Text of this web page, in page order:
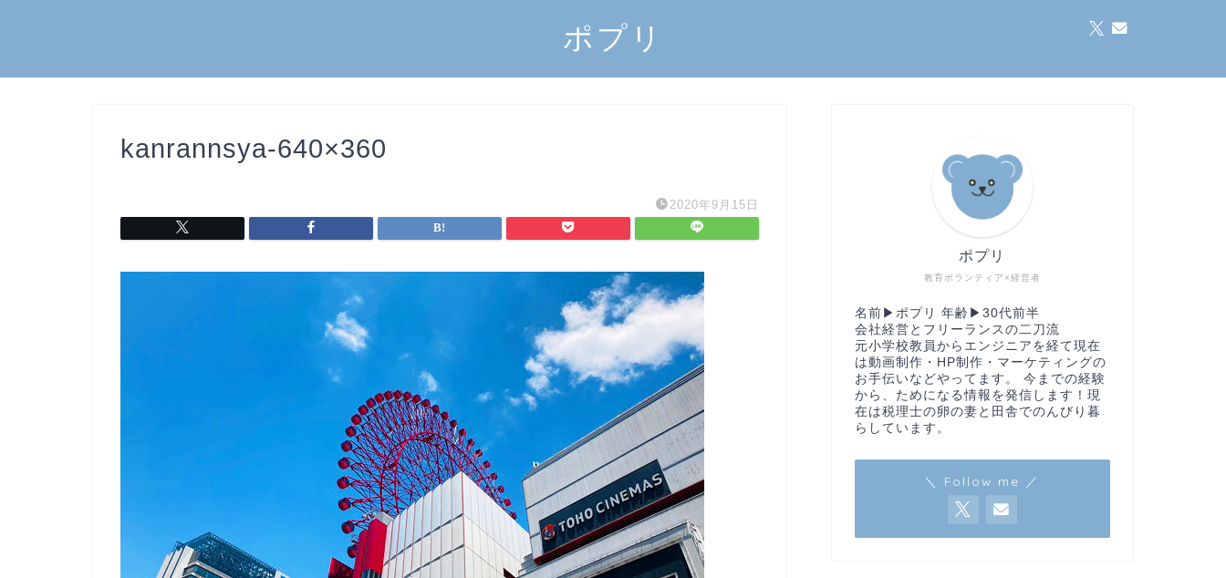
ポプリ
kanrannsya-640×360
2020年9月15日
教育ボランティア×経営者
ポプリ
名前▶︎ポプリ 年齢▶︎30代前半
会社経営とフリーランスの二刀流
元小学校教員からエンジニアを経て現在
は動画制作・HP制作・マーケティングの
お手伝いなどやってます。 今までの経験
から、ためになる情報を発信します！現
在は税理士の卵の妻と田舎でのんびり暮
らしています。
＼ Follow me ／